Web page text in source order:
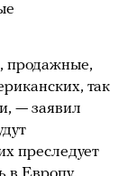
продажные,
так
— заявил
преследует